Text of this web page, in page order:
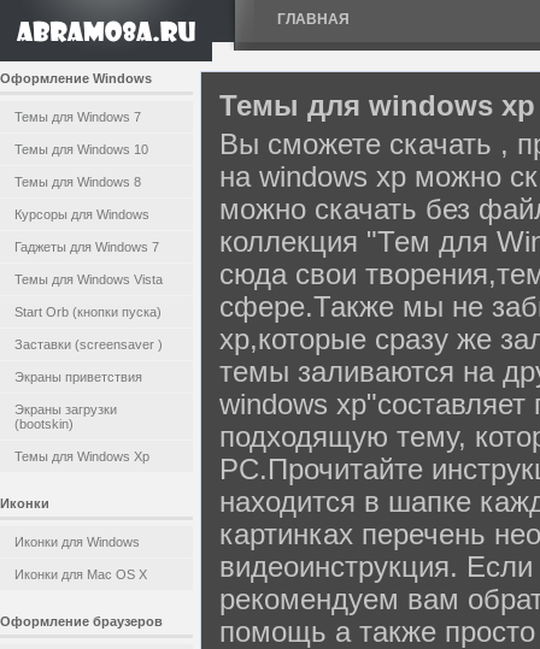
ГЛАВНАЯ
Оформление Windows
Темы для Windows 7
Темы для Windows 10
Темы для Windows 8
Курсоры для Windows
Гаджеты для Windows 7
Темы для Windows Vista
Start Orb (кнопки пуска)
Заставки (screensaver )
Экраны приветствия
Экраны загрузки
(bootskin)
Темы для Windows Xp
Иконки
Иконки для Windows
Иконки для Mac OS X
Оформление браузеров
Темы для windows xp
Вы сможете скачать ,
на windows xp можно
можно скачать без
коллекция "Тем для
сюда свои
сфере.Также мы не
xp,которые сразу же
темы заливаются на
windows
подходящую тему,
PC.Прочитайте
находится в шапке
картинках перечень
видеоинструкция.
рекомендуем вам
помощь а также